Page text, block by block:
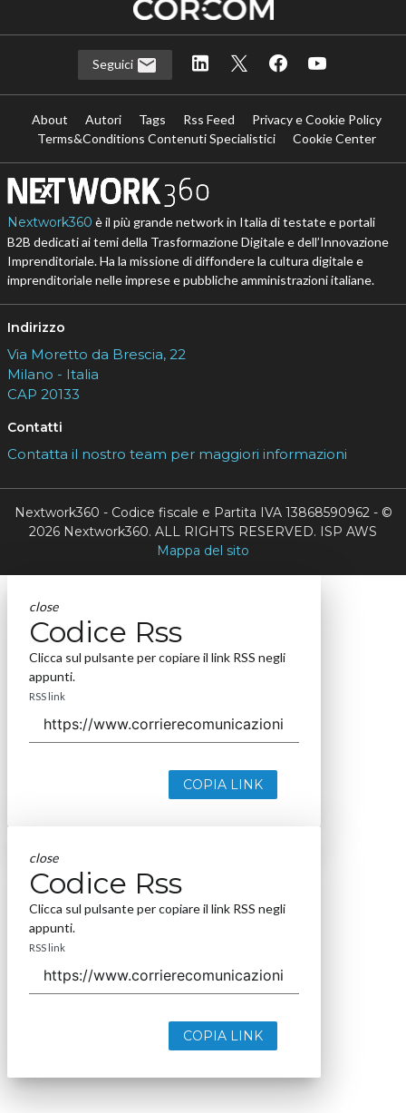
Seguici
About Autori Tags Rss Feed
Privacy e Cookie Policy
Terms&Conditions Contenuti Specialistici
Cookie Center
Nextwork360 è il più grande network in Italia di testate e portali
B2B dedicati ai temi della Trasformazione Digitale e dell’Innovazione
Imprenditoriale. Ha la missione di diffondere la cultura digitale e
imprenditoriale nelle imprese e pubbliche amministrazioni italiane.
Indirizzo
Via Moretto da Brescia, 22
Milano - Italia
CAP 20133
Contatti
Contatta il nostro team per maggiori informazioni
Nextwork360 - Codice fiscale e Partita IVA 13868590962 - ©
2026 Nextwork360. ALL RIGHTS RESERVED. ISP AWS
Mappa del sito
close
Codice Rss
Clicca sul pulsante per copiare il link RSS negli
appunti.
RSS link
COPIA LINK
close
Codice Rss
Clicca sul pulsante per copiare il link RSS negli
appunti.
RSS link
COPIA LINK